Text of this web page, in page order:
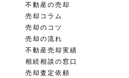
不動産の売却
売却コラム
売却のコツ
売却の流れ
不動産売却実績
相続相談の窓口
売却査定依頼